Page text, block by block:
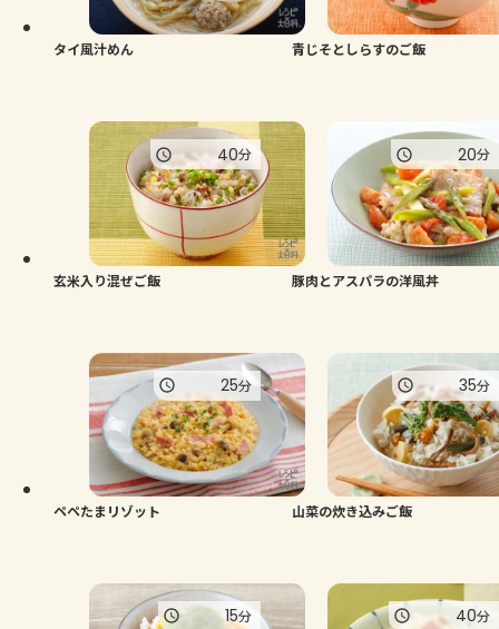
タイ風汁めん 青じそとしらすのご飯
玄米入り混ぜご飯
40分
豚肉とアスパラの洋風丼
20分
ペペたまリゾット
25分
山菜の炊き込みご飯
35分
15分 40分